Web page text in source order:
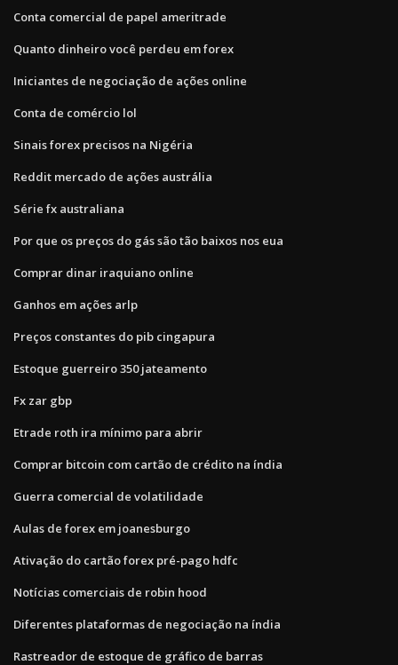
Conta comercial de papel ameritrade
Quanto dinheiro você perdeu em forex
Iniciantes de negociação de ações online
Conta de comércio lol
Sinais forex precisos na Nigéria
Reddit mercado de ações austrália
Série fx australiana
Por que os preços do gás são tão baixos nos eua
Comprar dinar iraquiano online
Ganhos em ações arlp
Preços constantes do pib cingapura
Estoque guerreiro 350 jateamento
Fx zar gbp
Etrade roth ira mínimo para abrir
Comprar bitcoin com cartão de crédito na índia
Guerra comercial de volatilidade
Aulas de forex em joanesburgo
Ativação do cartão forex pré-pago hdfc
Notícias comerciais de robin hood
Diferentes plataformas de negociação na índia
Rastreador de estoque de gráfico de barras